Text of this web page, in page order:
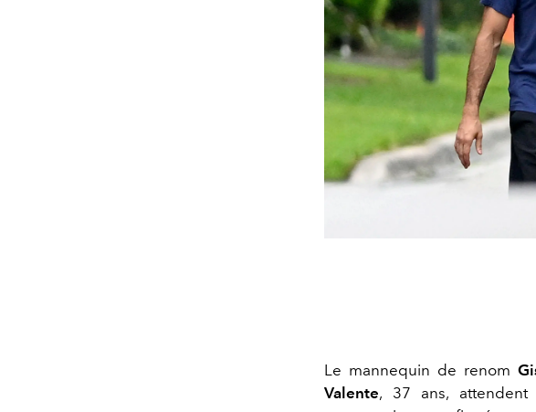
Le mannequin de renom
Valente, 37 ans,